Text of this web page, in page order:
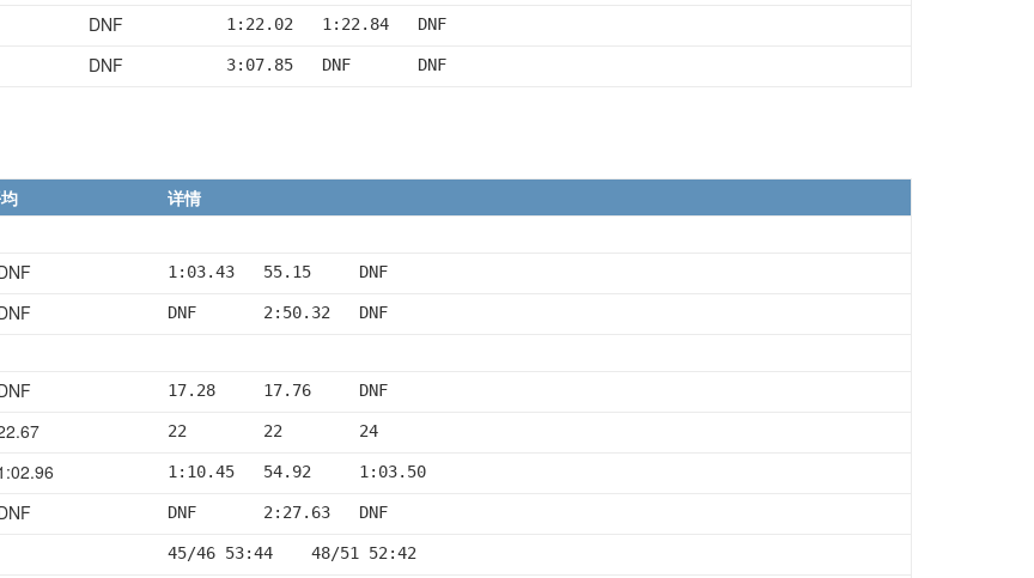
DNF 1:22.02   1:22.84   DNF
DNF 3:07.85   DNF       DNF
详情
1:03.43   55.15     DNF
DNF       2:50.32   DNF
17.28     17.76     DNF
22        22        24
1:10.45   54.92     1:03.50
DNF       2:27.63   DNF
45/46 53:44    48/51 52:42